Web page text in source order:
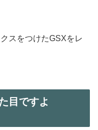
スをつけたGSXをレ
目ですよ